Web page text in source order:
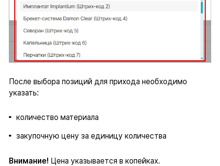
После выбора позиций для прихода необходимо
указать:
количество материала
закупочную цену за единицу количества
Внимание! Цена указывается в копейках.